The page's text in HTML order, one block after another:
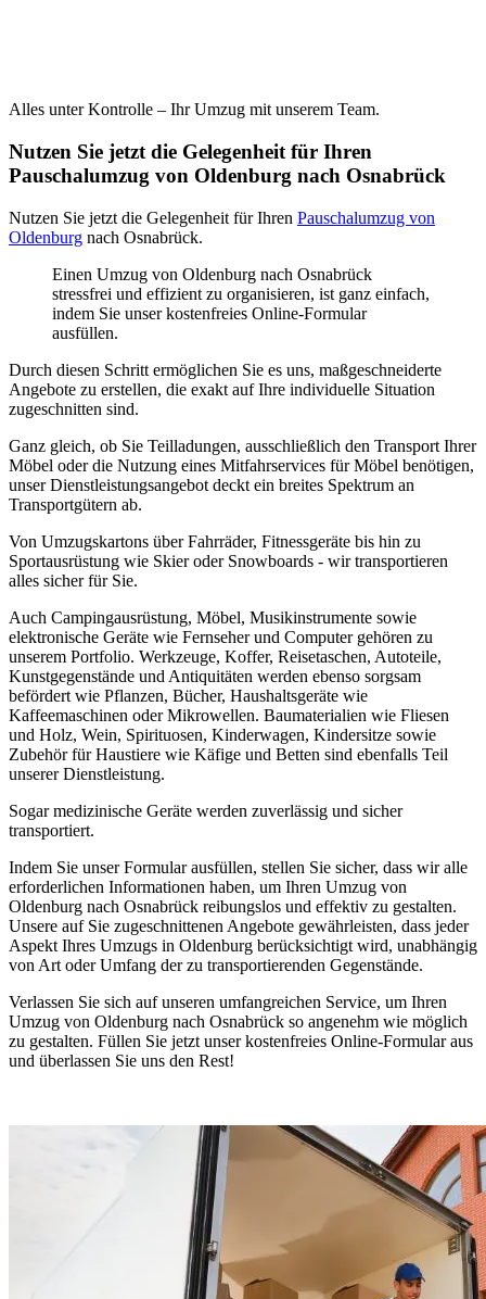
Alles unter Kontrolle – Ihr Umzug mit unserem Team.
Nutzen Sie jetzt die Gelegenheit für Ihren
Pauschalumzug von Oldenburg nach Osnabrück
Nutzen Sie jetzt die Gelegenheit für Ihren Pauschalumzug von
Oldenburg nach Osnabrück.
Einen Umzug von Oldenburg nach Osnabrück
stressfrei und effizient zu organisieren, ist ganz einfach,
indem Sie unser kostenfreies Online-Formular
ausfüllen.
Durch diesen Schritt ermöglichen Sie es uns, maßgeschneiderte
Angebote zu erstellen, die exakt auf Ihre individuelle Situation
zugeschnitten sind.
Ganz gleich, ob Sie Teilladungen, ausschließlich den Transport Ihrer
Möbel oder die Nutzung eines Mitfahrservices für Möbel benötigen,
unser Dienstleistungsangebot deckt ein breites Spektrum an
Transportgütern ab.
Von Umzugskartons über Fahrräder, Fitnessgeräte bis hin zu
Sportausrüstung wie Skier oder Snowboards - wir transportieren
alles sicher für Sie.
Auch Campingausrüstung, Möbel, Musikinstrumente sowie
elektronische Geräte wie Fernseher und Computer gehören zu
unserem Portfolio. Werkzeuge, Koffer, Reisetaschen, Autoteile,
Kunstgegenstände und Antiquitäten werden ebenso sorgsam
befördert wie Pflanzen, Bücher, Haushaltsgeräte wie
Kaffeemaschinen oder Mikrowellen. Baumaterialien wie Fliesen
und Holz, Wein, Spirituosen, Kinderwagen, Kindersitze sowie
Zubehör für Haustiere wie Käfige und Betten sind ebenfalls Teil
unserer Dienstleistung.
Sogar medizinische Geräte werden zuverlässig und sicher
transportiert.
Indem Sie unser Formular ausfüllen, stellen Sie sicher, dass wir alle
erforderlichen Informationen haben, um Ihren Umzug von
Oldenburg nach Osnabrück reibungslos und effektiv zu gestalten.
Unsere auf Sie zugeschnittenen Angebote gewährleisten, dass jeder
Aspekt Ihres Umzugs in Oldenburg berücksichtigt wird, unabhängig
von Art oder Umfang der zu transportierenden Gegenstände.
Verlassen Sie sich auf unseren umfangreichen Service, um Ihren
Umzug von Oldenburg nach Osnabrück so angenehm wie möglich
zu gestalten. Füllen Sie jetzt unser kostenfreies Online-Formular aus
und überlassen Sie uns den Rest!